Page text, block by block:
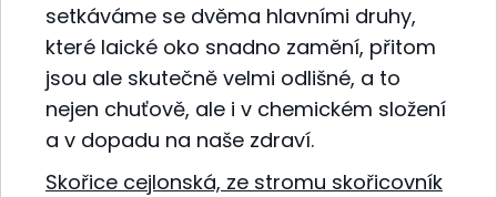
setkáváme se dvěma hlavními druhy,
které laické oko snadno zamění, přitom
jsou ale skutečně velmi odlišné, a to
nejen chuťově, ale i v chemickém složení
a v dopadu na naše zdraví.
Skořice cejlonská, ze stromu skořicovník